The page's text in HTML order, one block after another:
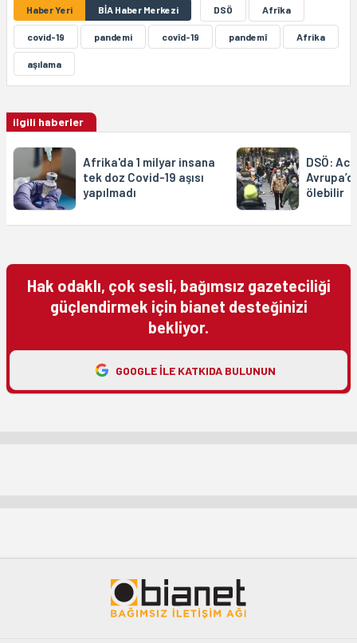
Haber Yeri BİA Haber Merkezi DSÖ Afrîka
covid-19 pandemi covîd-19 pandemî Afrika
aşılama
ilgili haberler
Afrika'da 1 milyar insana
tek doz Covid-19 aşısı
yapılmadı
DSÖ:
ölebilir
Hak odaklı, çok sesli, bağımsız gazeteciliği
güçlendirmek için bianet desteğinizi
bekliyor.
GOOGLE ILE KATKIDA BULUNUN